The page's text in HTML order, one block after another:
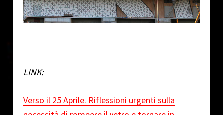
LINK:
Verso il 25 Aprile. Riflessioni urgenti sulla